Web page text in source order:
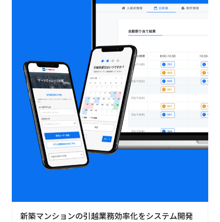
新築マンションの引越業務効率化をシステム開発